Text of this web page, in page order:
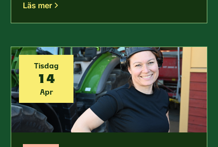
Läs mer
Tisdag
14
Apr